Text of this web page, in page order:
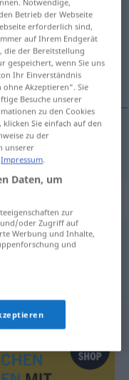
antippen)
Betrieb der Webseite
erforderlich sind,
auf Ihrem Endgerät
die der Bereitstellung
gespeichert, wenn Sie uns
Ihr Einverständnis
Akzeptieren“. Sie
Besuche unserer
zu den Cookies
Sie einfach auf den
zu der
unserer
Impressum
Daten, um
zur
oder Zugriff auf
Werbung und Inhalte,
und